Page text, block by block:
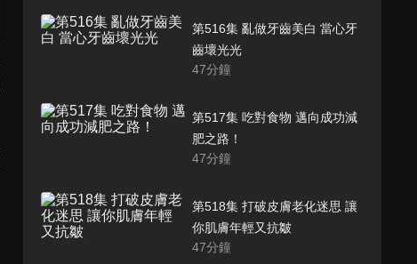
第516集 亂做牙齒美白 當心牙
齒壞光光
47分鐘
第517集 吃對食物 邁向成功減
肥之路！
47分鐘
第518集 打破皮膚老化迷思 讓
你肌膚年輕又抗皺
47分鐘